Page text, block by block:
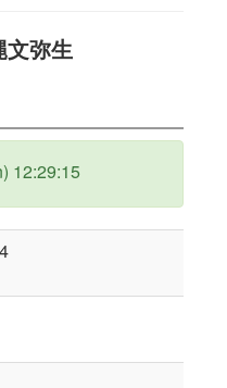
文弥生
12:29:15